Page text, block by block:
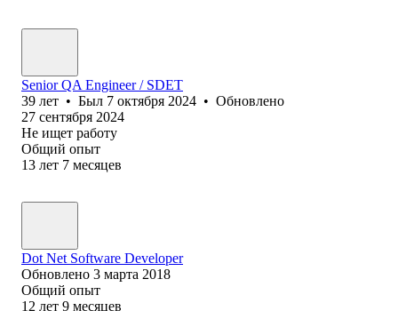
Senior QA Engineer / SDET
39 лет • Был 7 октября 2024 • Обновлено
27 сентября 2024
Не ищет работу
Общий опыт
13 лет 7 месяцев
Dot Net Software Developer
Обновлено 3 марта 2018
Общий опыт
12 лет 9 месяцев